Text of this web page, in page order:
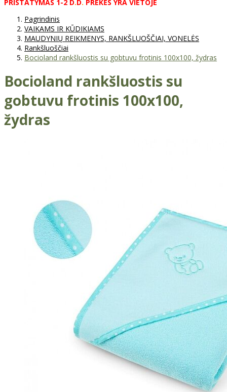
PRISTATYMAS 1-2 D. D. PREKĖS YRA VIETOJE
Pagrindinis
VAIKAMS IR KŪDIKIAMS
MAUDYNIŲ REIKMENYS, RANKŠLUOŠČIAI, VONELĖS
Rankšluoščiai
Bocioland rankšluostis su gobtuvu frotinis 100x100, žydras
Bocioland rankšluostis su
gobtuvu frotinis 100x100,
žydras